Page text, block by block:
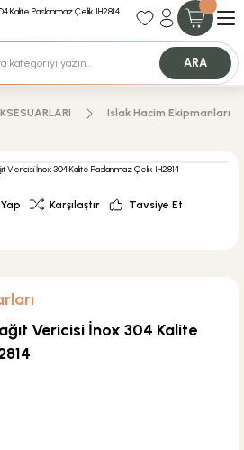
35+ Yıllık Tecrübe
Fiyatlar için Bizden Teklif Alabilirsiniz.
ARA
Islak Hacim Ekipmanları
Karşılaştır
Tavsiye Et
Vericisi İnox 304 Kalite